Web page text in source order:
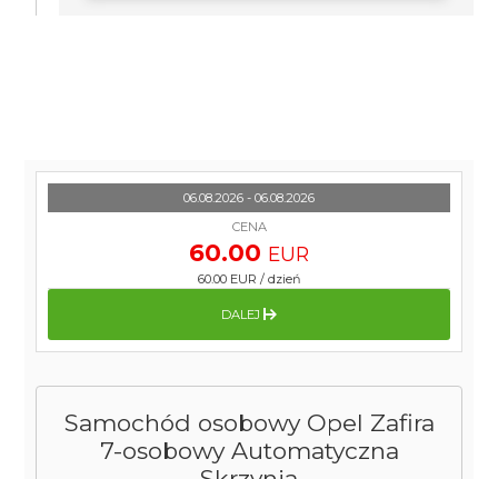
Samochód osobowy Opel Zafira
7-osobowy Automatyczna
06.08.2026 - 06.08.2026
CENA
60.00 EUR
60.00 EUR / dzień
DALEJ